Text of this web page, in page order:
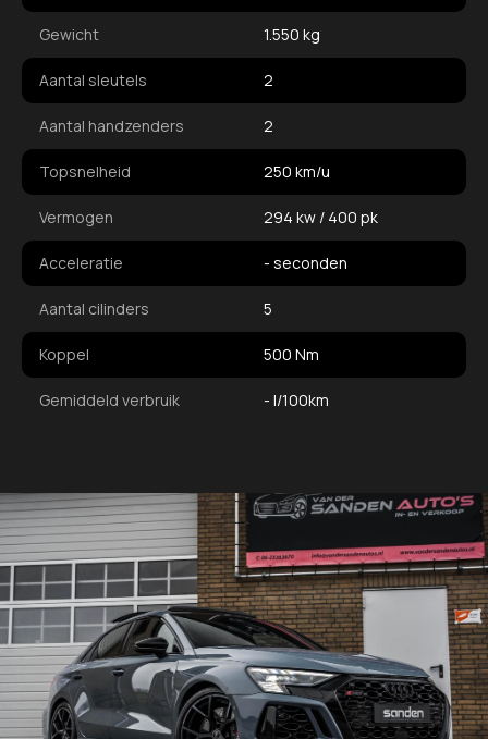
Gewicht 1.550 kg
Aantal sleutels 2
Aantal handzenders 2
Topsnelheid 250 km/u
Vermogen 294 kw / 400 pk
Acceleratie - seconden
Aantal cilinders 5
Koppel 500 Nm
Gemiddeld verbruik - l/100km